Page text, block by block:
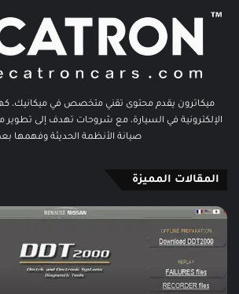
ميكاترون يقدم محتوى تقني متخصص في ميكانيك،
الإلكترونية في السيارة، مع شروحات تهدف إلى
صيانة الأنظمة الحديثة وفهمها
المقالات المميزة
Renault
DDT2000
4.0.9.2
(Diagnostic